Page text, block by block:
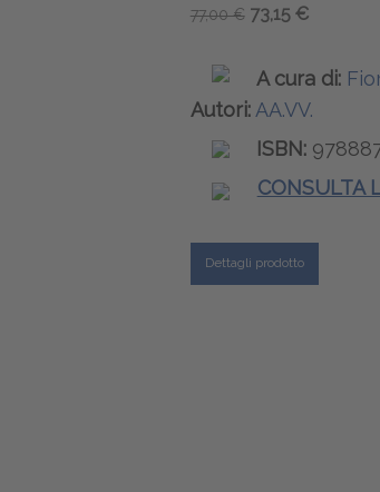
77,00 € 73,15 €
A cura di:
Autori: AA.VV.
ISBN:
CONSULTA
Dettagli prodotto